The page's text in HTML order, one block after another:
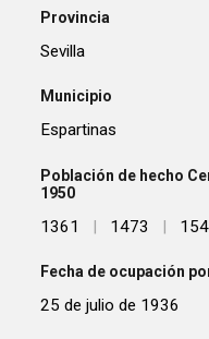
Provincia
Sevilla
Municipio
Espartinas
Población de hecho
1950
1361 | 1473 |
Fecha de ocupación
25 de julio de 1936